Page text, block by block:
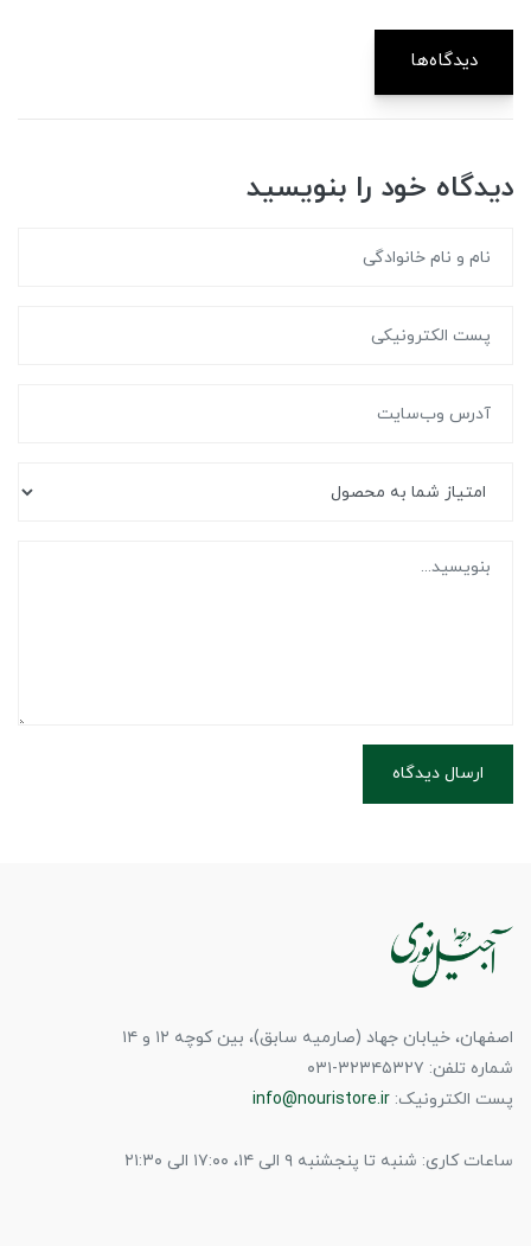
دیدگاه‌ها
دیدگاه خود را بنویسید
ارسال دیدگاه
اصفهان، خیابان جهاد (صارمیه سابق)، بین کوچه ۱۲ و ۱۴
شماره تلفن: ۳۲۳۴۵۳۲۷-۰۳۱
پست الکترونیک: info@nouristore.ir
ساعات کاری: شنبه تا پنجشنبه ۹ الی ۱۴، ۱۷:۰۰ الی ۲۱:۳۰